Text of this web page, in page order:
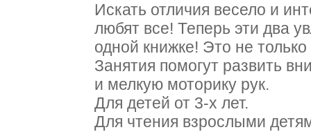
Искать отличия весело и
любят все! Теперь эти два
одной книжке! Это не
Занятия помогут развить
и мелкую моторику рук.
Для детей от 3-х лет.
Для чтения взрослыми